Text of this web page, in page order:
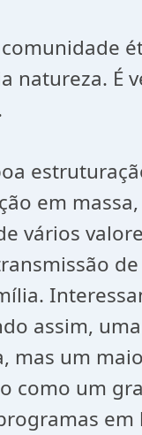
natureza. É
em
vários
assim,
mas um
como um